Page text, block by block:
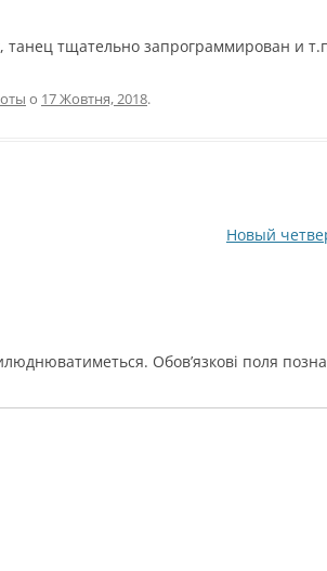
танец тщательно запрограммирован и
о 17 Жовтня, 2018.
Новый
Обов’язкові поля